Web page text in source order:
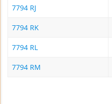
7794 RJ
7794 RK
7794 RL
7794 RM